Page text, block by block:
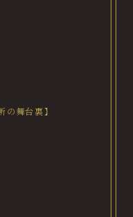
舞台裏】